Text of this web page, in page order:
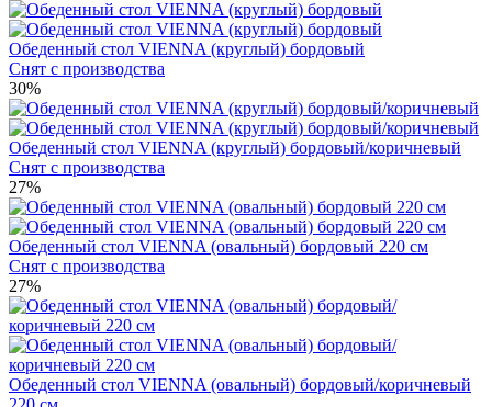
Обеденный стол VIENNA (круглый) бордовый
Снят с производства
30%
Обеденный стол VIENNA (круглый) бордовый/коричневый
Снят с производства
27%
Обеденный стол VIENNA (овальный) бордовый 220 см
Снят с производства
27%
Обеденный стол VIENNA (овальный) бордовый/коричневый